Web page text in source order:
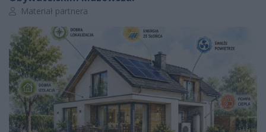
Autor artykułu:
Materiał partnera